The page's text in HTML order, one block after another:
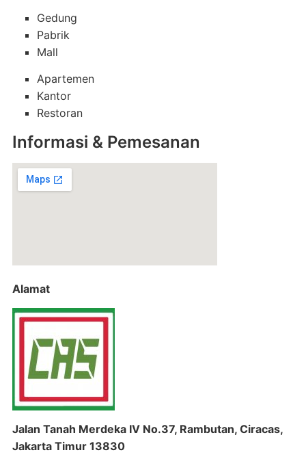
Gedung
Pabrik
Mall
Apartemen
Kantor
Restoran
Informasi & Pemesanan
Alamat
Jalan Tanah Merdeka IV No.37, Rambutan, Ciracas,
Jakarta Timur 13830